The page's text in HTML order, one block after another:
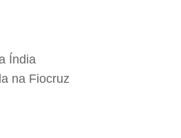
Índia
na Fiocruz